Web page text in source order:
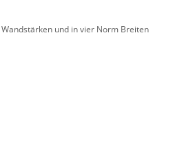
und in vier Norm Breiten